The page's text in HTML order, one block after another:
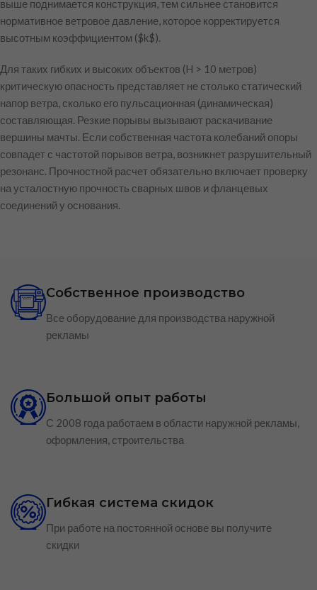
выше поднимается конструкция, тем сильнее становится
нормативное ветровое давление, которое корректируется
высотным коэффициентом ($k$).
Для таких гибких и высоких объектов (H > 10 метров)
критическую опасность представляет не столько статический
напор ветра, сколько его пульсационная (динамическая)
составляющая. Резкие порывы вызывают раскачивание
вершины мачты. Если собственная частота колебаний опоры
совпадет с частотой порывов ветра, возникнет разрушительный
резонанс. Прочностной расчет обязательно включает проверку
на усталостную прочность сварных швов и фланцевых
соединений у основания.
Собственное производство
Все оборудование для производства наружной
рекламы
Большой опыт работы
С 2008 года работаем в области наружной рекламы,
оформления, строительства
Гибкая система скидок
При работе на постоянной основе вы получите
скидки